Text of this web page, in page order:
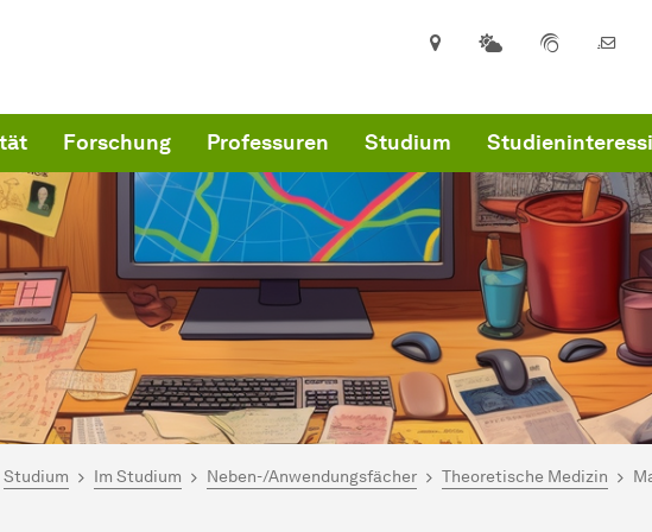
Forschung Professuren Studium
hier:
für Informatik
Studium Im Studium Neben-/Anwendungsfächer Theoretische Medizin